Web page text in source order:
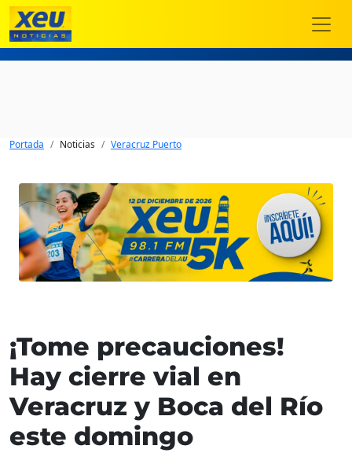
Portada Noticias Veracruz Puerto
¡Tome precauciones!
Hay cierre vial en
Veracruz y Boca del Río
este domingo